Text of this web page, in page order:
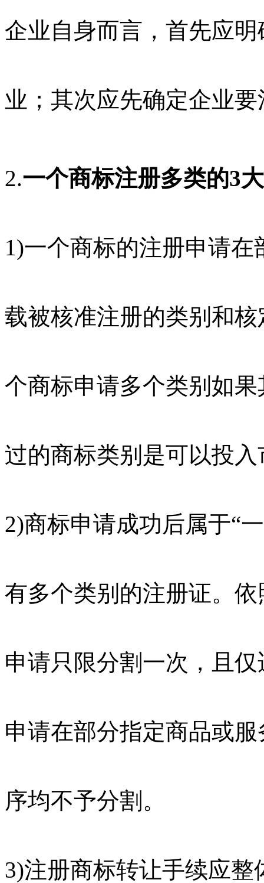
企业自身而言，首先应
业；其次应先确定企业
2.一个商标注册多类的3
1)一个商标的注册申请
载被核准注册的类别和
个商标申请多个类别如
过的商标类别是可以投
2)商标申请成功后属于“
有多个类别的注册证。
申请只限分割一次，且
申请在部分指定商品或
序均不予分割。
3)注册商标转让手续应